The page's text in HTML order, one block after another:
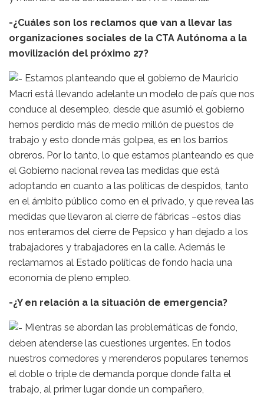
-¿Cuáles son los reclamos que van a llevar las
organizaciones sociales de la CTA Autónoma a la
movilización del próximo 27?
Estamos planteando que el gobierno de Mauricio
Macri está llevando adelante un modelo de país que nos
conduce al desempleo, desde que asumió el gobierno
hemos perdido más de medio millón de puestos de
trabajo y esto donde más golpea, es en los barrios
obreros. Por lo tanto, lo que estamos planteando es que
el Gobierno nacional revea las medidas que está
adoptando en cuanto a las políticas de despidos, tanto
en el ámbito público como en el privado, y que revea las
medidas que llevaron al cierre de fábricas –estos días
nos enteramos del cierre de Pepsico y han dejado a los
trabajadores y trabajadores en la calle. Además le
reclamamos al Estado políticas de fondo hacia una
economía de pleno empleo.
-¿Y en relación a la situación de emergencia?
Mientras se abordan las problemáticas de fondo,
deben atenderse las cuestiones urgentes. En todos
nuestros comedores y merenderos populares tenemos
el doble o triple de demanda porque donde falta el
trabajo, al primer lugar donde un compañero,